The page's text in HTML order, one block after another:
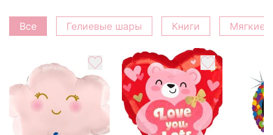
Все Гелиевые шары Книги Мягкие